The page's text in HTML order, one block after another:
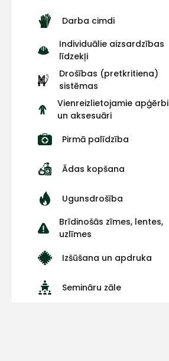
Darba cimdi
Individuālie aizsardzības
līdzekļi
Drošības (pretkritiena)
sistēmas
Vienreizlietojamie apģērbi
un aksesuāri
Pirmā palīdzība
Ādas kopšana
Ugunsdrošība
Brīdinošās zīmes, lentes,
uzlīmes
Izšūšana un apdruka
Semināru zāle